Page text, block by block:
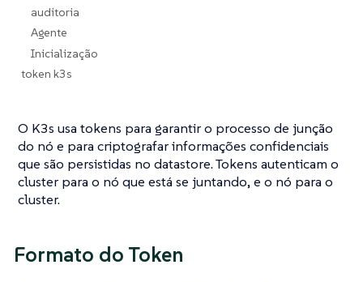
auditoria
Agente
Inicialização
token k3s
O K3s usa tokens para garantir o processo de junção
do nó e para criptografar informações confidenciais
que são persistidas no datastore. Tokens autenticam o
cluster para o nó que está se juntando, e o nó para o
cluster.
Formato do Token